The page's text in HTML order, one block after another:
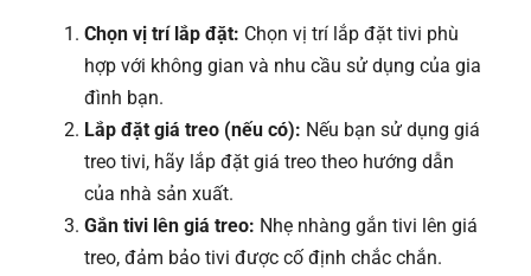
Chọn vị trí lắp đặt: Chọn vị trí lắp đặt tivi phù
hợp với không gian và nhu cầu sử dụng của gia
đình bạn.
Lắp đặt giá treo (nếu có): Nếu bạn sử dụng giá
treo tivi, hãy lắp đặt giá treo theo hướng dẫn
của nhà sản xuất.
Gắn tivi lên giá treo: Nhẹ nhàng gắn tivi lên giá
treo, đảm bảo tivi được cố định chắc chắn.